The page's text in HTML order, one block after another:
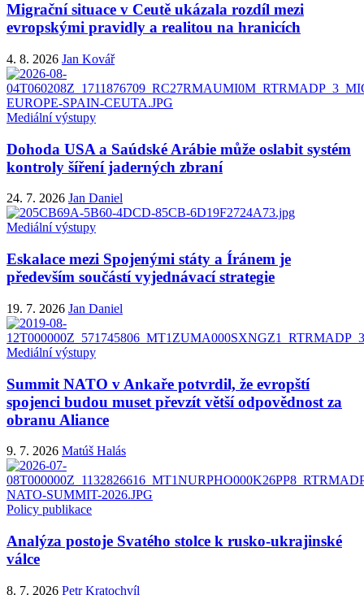
Migrační situace v Ceutě ukázala rozdíl mezi
evropskými pravidly a realitou na hranicích
4. 8. 2026 Jan Kovář
Mediální výstupy
Dohoda USA a Saúdské Arábie může oslabit systém
kontroly šíření jaderných zbraní
24. 7. 2026 Jan Daniel
Mediální výstupy
Eskalace mezi Spojenými státy a Íránem je
především součástí vyjednávací strategie
19. 7. 2026 Jan Daniel
Mediální výstupy
Summit NATO v Ankaře potvrdil, že evropští
spojenci budou muset převzít větší odpovědnost za
obranu Aliance
9. 7. 2026 Matúš Halás
Policy publikace
Analýza postoje Svatého stolce k rusko-ukrajinské
válce
8. 7. 2026 Petr Kratochvíl